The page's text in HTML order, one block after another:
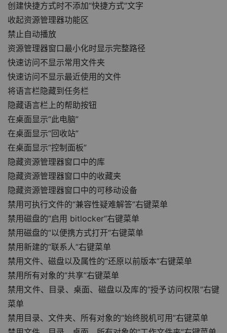
创建快捷方式时不添加“快捷方式”文字
收起资源管理器功能区
禁止自动播放
资源管理器窗口最小化时显示完整路径
快速访问不显示常用文件夹
快速访问不显示最近使用的文件
将语言栏隐藏到任务栏
隐藏语言栏上的帮助按钮
在桌面显示“此电脑”
在桌面显示“回收站”
在桌面显示“控制面板”
隐藏资源管理器窗口中的库
隐藏资源管理器窗口中的收藏夹
隐藏资源管理器窗口中的可移动设备
禁用可执行文件的“兼容性疑难解答”右键菜单
禁用磁盘的“启用 bitlocker“右键菜单
禁用磁盘的“以便携方式打开“右键菜单
禁用新建的“联系人”右键菜单
禁用文件、磁盘以及属性的“还原以前版本”右键菜单
禁用所有对象的“共享”右键菜单
禁用文件、目录、桌面、磁盘以及库的“授予访问权限”右键
菜单
禁用目录、文件夹、所有对象的“始终脱机可用”右键菜单